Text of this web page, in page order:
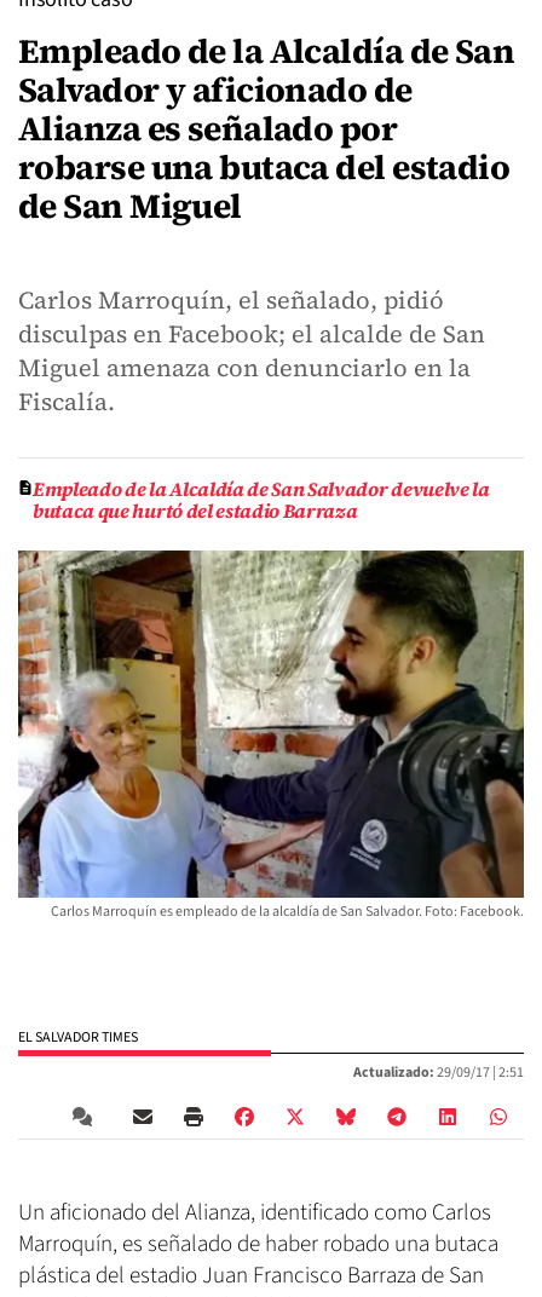
Empleado de la Alcaldía de San
Salvador y aficionado de
Alianza es señalado por
robarse una butaca del estadio
de San Miguel
Carlos Marroquín, el señalado, pidió
disculpas en Facebook; el alcalde de San
Miguel amenaza con denunciarlo en la
Fiscalía.
Empleado de la Alcaldía de San Salvador devuelve la
butaca que hurtó del estadio Barraza
Carlos Marroquín es empleado de la alcaldía de San Salvador. Foto: Facebook.
EL SALVADOR TIMES
Actualizado:29/09/17 |2:51
Un aficionado del Alianza, identificado como Carlos
Marroquín, es señalado de haber robado una butaca
plástica del estadio Juan Francisco Barraza de San